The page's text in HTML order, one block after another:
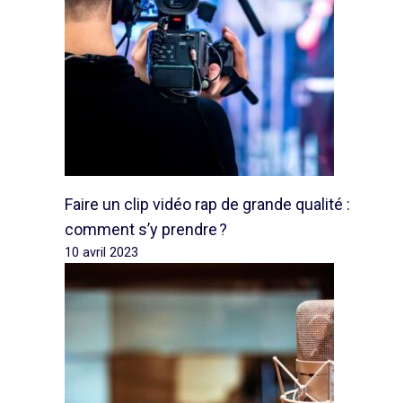
Faire un clip vidéo rap de grande qualité :
comment s’y prendre ?
10 avril 2023